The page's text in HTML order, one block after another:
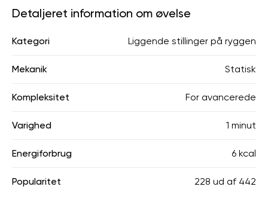
Detaljeret information om øvelse
Kategori Liggende stillinger på ryggen
Mekanik Statisk
Kompleksitet For avancerede
Varighed 1 minut
Energiforbrug 6 kcal
Popularitet 228 ud af 442